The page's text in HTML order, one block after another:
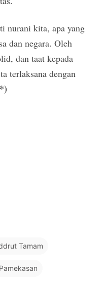
nurani kita, apa yang
dan negara. Oleh
dan taat kepada
terlaksana dengan
Tamam